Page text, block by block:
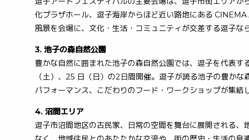
化プラザホール、逗子海岸からほど近い路地にある
風景を会場に、文化・生活・コミュニティが交差する逗子な
3. 池子の森自然公園
豊かな自然に囲まれた池子の森自然公園では、逗子を代表
（土）、25 日（日）の2日間開催。逗子が誇る池子の豊か
パフォーマンス、こだわりのフード・ワークショップが集結
4. 沼間エリア
逗子市沼間地区の古民家、日常の空間を舞台に展開される